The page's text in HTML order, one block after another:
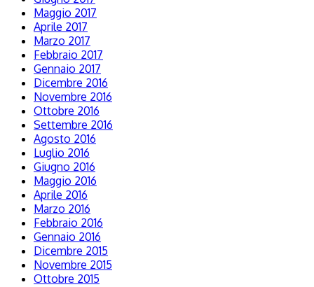
Maggio 2017
Aprile 2017
Marzo 2017
Febbraio 2017
Gennaio 2017
Dicembre 2016
Novembre 2016
Ottobre 2016
Settembre 2016
Agosto 2016
Luglio 2016
Giugno 2016
Maggio 2016
Aprile 2016
Marzo 2016
Febbraio 2016
Gennaio 2016
Dicembre 2015
Novembre 2015
Ottobre 2015